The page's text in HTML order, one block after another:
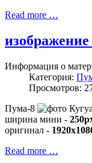
Read more …
Информация о
Категория:
Просмотров:
Пума-8
ширина мини -
оригинал -
Read more …